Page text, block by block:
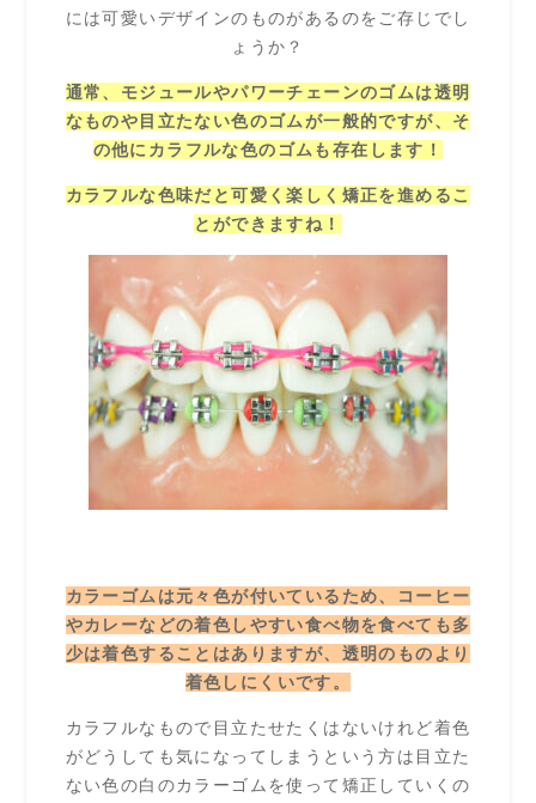
には可愛いデザインのものがあるのをご存じでし
ょうか？
通常、モジュールやパワーチェーンのゴムは透明
なものや目立たない色のゴムが一般的ですが、そ
の他にカラフルな色のゴムも存在します！
カラフルな色味だと可愛く楽しく矯正を進めるこ
とができますね！
カラーゴムは元々色が付いているため、コーヒー
やカレーなどの着色しやすい食べ物を食べても多
少は着色することはありますが、透明のものより
着色しにくいです。
カラフルなもので目立たせたくはないけれど着色
がどうしても気になってしまうという方は目立た
ない色の白のカラーゴムを使って矯正していくの